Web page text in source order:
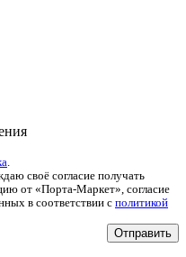
.
своё согласие получать
от «Порта-Маркет», согласие
в соответствии с политикой
Отправить